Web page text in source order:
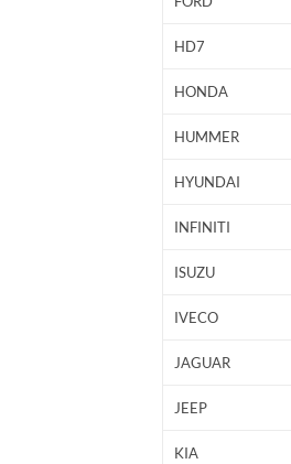
HD7
HONDA
HUMMER
HYUNDAI
INFINITI
ISUZU
IVECO
JAGUAR
JEEP
KIA